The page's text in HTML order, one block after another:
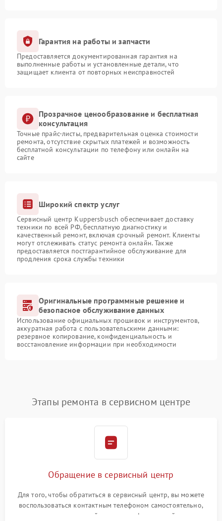
Гарантия на работы и запчасти
Предоставляется документированная гарантия на
выполненные работы и установленные детали, что
защищает клиента от повторных неисправностей
Прозрачное ценообразование и бесплатная
консультация
Точные прайс-листы, предварительная оценка стоимости
ремонта, отсутствие скрытых платежей и возможность
бесплатной консультации по телефону или онлайн на
сайте
Широкий спектр услуг
Сервисный центр Kuppersbusch обеспечивает доставку
техники по всей РФ, бесплатную диагностику и
качественный ремонт, включая срочный ремонт. Клиенты
могут отслеживать статус ремонта онлайн. Также
предоставляется постгарантийное обслуживание для
продления срока службы техники
Оригинальные программные решение и
безопасное обслуживание данных
Использование официальных прошивок и инструментов,
аккуратная работа с пользовательскими данными:
резервное копирование, конфиденциальность и
восстановление информации при необходимости
Этапы ремонта в сервисном центре
Обращение в сервисный центр
Для того, чтобы обратиться в сервисный центр, вы можете
воспользоваться контактным телефоном самостоятельно,
или оставить свой номер телефона на сайте